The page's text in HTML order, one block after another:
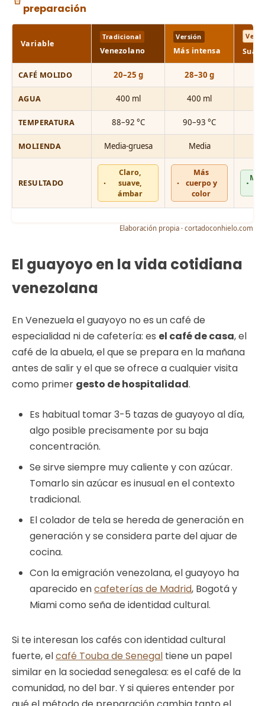
preparación
Variable
Tradicional
Venezolano
Versión
Más intensa
CAFÉ MOLIDO 20–25 g 28–30 g
AGUA 400 ml 400 ml
TEMPERATURA 88–92 °C 90–93 °C
MOLIENDA Media-gruesa Media
RESULTADO
Claro,
suave,
ámbar
Más
cuerpo y
color
Elaboración propia · cortadoconhielo.com
El guayoyo en la vida cotidiana
venezolana
En Venezuela el guayoyo no es un café de
especialidad ni de cafetería: es el café de casa, el
café de la abuela, el que se prepara en la mañana
antes de salir y el que se ofrece a cualquier visita
como primer gesto de hospitalidad.
Es habitual tomar 3-5 tazas de guayoyo al día,
algo posible precisamente por su baja
concentración.
Se sirve siempre muy caliente y con azúcar.
Tomarlo sin azúcar es inusual en el contexto
tradicional.
El colador de tela se hereda de generación en
generación y se considera parte del ajuar de
cocina.
Con la emigración venezolana, el guayoyo ha
aparecido encafeterías de Madrid, Bogotá y
Miami como seña de identidad cultural.
Si te interesan los cafés con identidad cultural
fuerte, elcafé Touba de Senegal tiene un papel
similar en la sociedad senegalesa: es el café de la
comunidad, no del bar. Y si quieres entender por